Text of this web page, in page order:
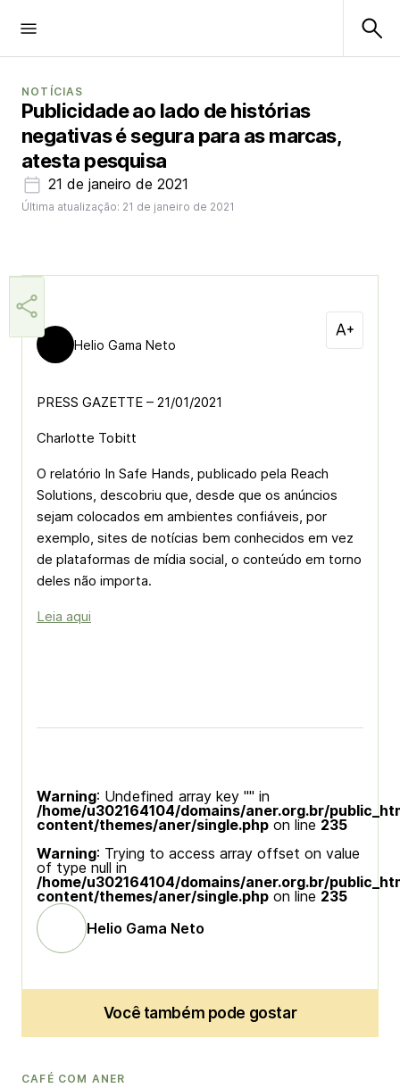
NOTÍCIAS
Publicidade ao lado de histórias
negativas é segura para as marcas,
atesta pesquisa
21 de janeiro de 2021
Última atualização: 21 de janeiro de 2021
Helio Gama Neto
PRESS GAZETTE – 21/01/2021
Charlotte Tobitt
O relatório In Safe Hands, publicado pela Reach
Solutions, descobriu que, desde que os anúncios
sejam colocados em ambientes confiáveis, por
exemplo, sites de notícias bem conhecidos em vez
de plataformas de mídia social, o conteúdo em torno
deles não importa.
Leia aqui
Warning: Undefined array key "" in
/home/u302164104/domains/aner.org.br/
content/themes/aner/single.php on line 235
Warning: Trying to access array offset on value
of type null in
/home/u302164104/domains/aner.org.br/
content/themes/aner/single.php on line 235
Helio Gama Neto
Você também pode gostar
CAFÉ COM ANER